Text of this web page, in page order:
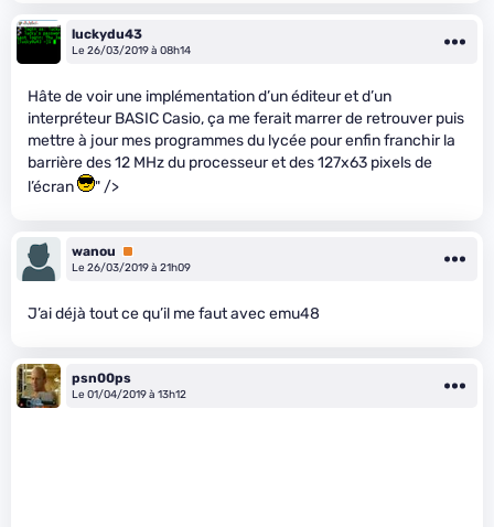
luckydu43
Le 26/03/2019 à 08h14
Hâte de voir une implémentation d’un éditeur et d’un
interpréteur BASIC Casio, ça me ferait marrer de retrouver puis
mettre à jour mes programmes du lycée pour enfin franchir la
barrière des 12 MHz du processeur et des 127x63 pixels de
l’écran
" />
wanou
Premium
Le 26/03/2019 à 21h09
J’ai déjà tout ce qu’il me faut avec emu48
psn00ps
Le 01/04/2019 à 13h12